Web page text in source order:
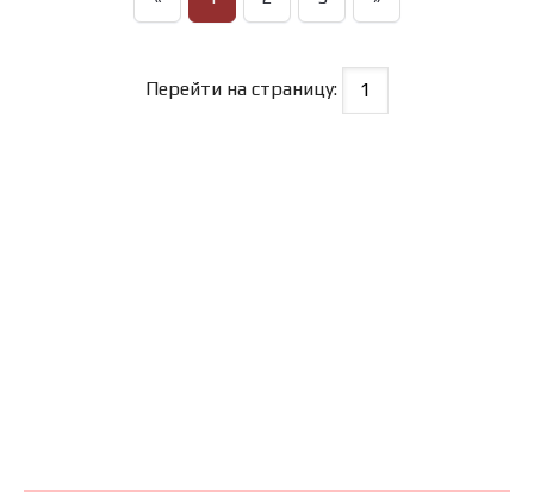
Перейти на страницу: